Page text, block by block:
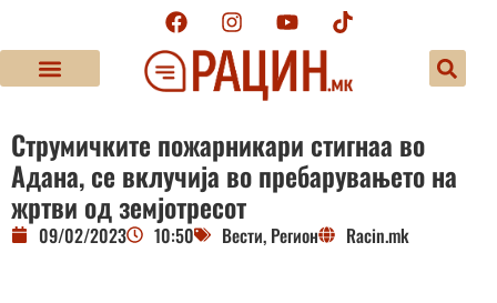
Струмичките пожарникари стигнаа во
Адана, се вклучија во пребарувањето на
жртви од земјотресот
09/02/2023 10:50 Вести, Регион Racin.mk